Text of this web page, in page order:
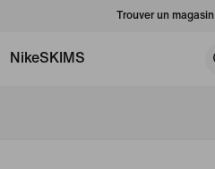
Trouver un magasin
NikeSKIMS